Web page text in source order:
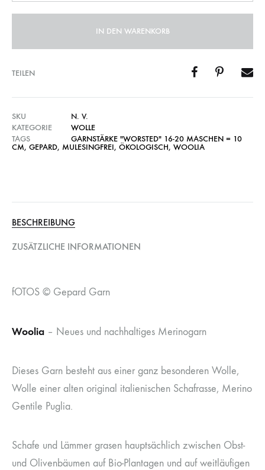
IN DEN WARENKORB
TEILEN
SKU
N. V.
KATEGORIE
WOLLE
TAGS
GARNSTÄRKE "WORSTED" 16-20 MASCHEN = 10
CM, GEPARD, MULESINGFREI, ÖKOLOGISCH, WOOLIA
BESCHREIBUNG
ZUSÄTZLICHE INFORMATIONEN
fOTOS © Gepard Garn
Woolia – Neues und nachhaltiges Merinogarn
Dieses Garn besteht aus einer ganz besonderen Wolle,
Wolle einer alten original italienischen Schafrasse, Merino
Gentile Puglia.
Schafe und Lämmer grasen hauptsächlich zwischen Obst-
und Olivenbäumen auf Bio-Plantagen und auf weitläufigen